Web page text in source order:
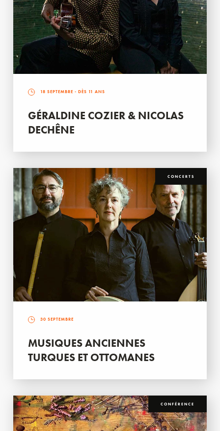
18 SEPTEMBRE - DÈS 11 ANS
GÉRALDINE COZIER & NICOLAS
DECHÊNE
CONCERTS
30 SEPTEMBRE
MUSIQUES ANCIENNES
TURQUES ET OTTOMANES
CONFÉRENCE